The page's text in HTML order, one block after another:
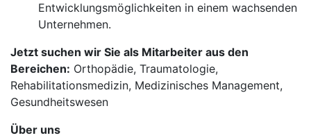
Entwicklungsmöglichkeiten in einem wachsenden
Unternehmen.
Jetzt suchen wir Sie als Mitarbeiter aus den
Bereichen: Orthopädie, Traumatologie,
Rehabilitationsmedizin, Medizinisches Management,
Gesundheitswesen
Über uns